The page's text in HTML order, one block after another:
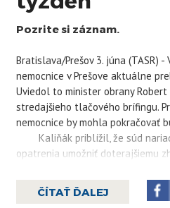
Pozrite si záznam.
Bratislava/Prešov 3. júna (TASR)
nemocnice v Prešove aktuálne
Uviedol to minister obrany Robert
stredajšieho tlačového brífingu.
nemocnice by mohla pokračovať
Kaliňákpriblížil, že súd
opatrenia umožniť doterajšiemu
konzorcium preto momentálne
začne so samotnou výstavbou.
ČÍTAŤ ĎALEJ